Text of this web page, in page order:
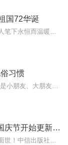
国72华诞
习惯
小猪屏蓬十二生肖神8 羊神篇国庆节开始更新啦！